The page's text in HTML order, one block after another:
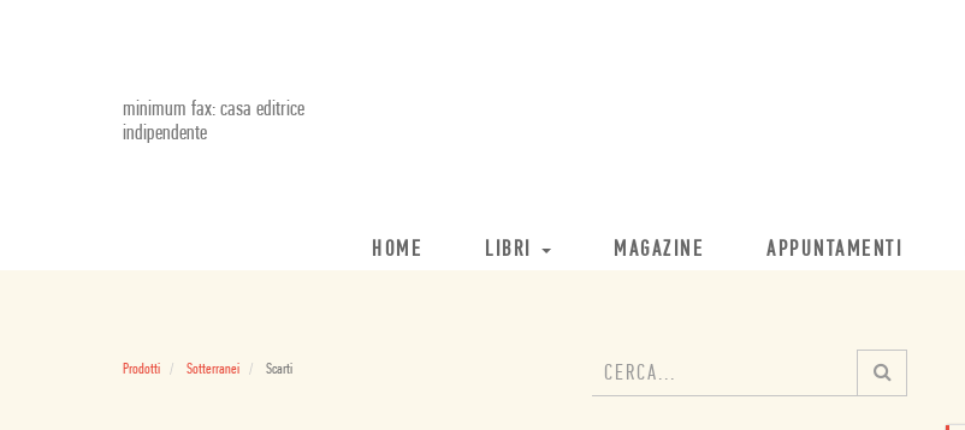
minimum fax: casa editrice
indipendente
HOME LIBRI MAGAZINE APPUNTAMENTI
Prodotti Sotterranei Scarti